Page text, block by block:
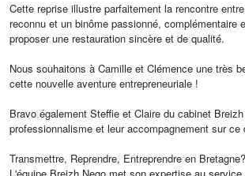
Cette reprise illustre parfaitement la rencontre
reconnu et un binôme passionné, complémentaire
proposer une restauration sincère et de qualité.
Nous souhaitons à Camille et Clémence une très
cette nouvelle aventure entrepreneuriale !
Bravo également Steffie et Claire du cabinet
professionnalisme et leur accompagnement sur ce
Transmettre, Reprendre, Entreprendre en Bretagne?